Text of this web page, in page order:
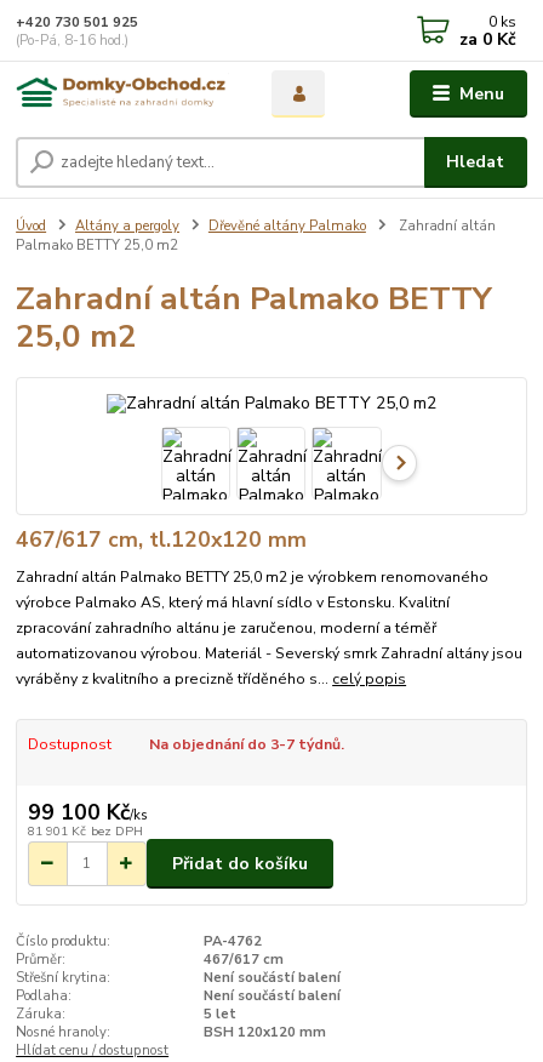
Menu
Hledat
+420 730 501 925
(Po-Pá, 8-16 hod.)
0 ks
za 0 Kč
Úvod Altány a pergoly Dřevěné altány Palmako
Zahradní altán
Palmako BETTY 25,0 m2
Zahradní altán Palmako BETTY
25,0 m2
467/617 cm, tl.120x120 mm
Zahradní altán Palmako BETTY 25,0 m2 je výrobkem renomovaného
výrobce Palmako AS, který má hlavní sídlo v Estonsku. Kvalitní
zpracování zahradního altánu je zaručenou, moderní a téměř
automatizovanou výrobou. Materiál - Severský smrk Zahradní altány jsou
vyráběny z kvalitního a precizně tříděného s... celý popis
Dostupnost Na objednání do 3-7 týdnů.
99 100 Kč/ks
81 901 Kč bez DPH
Přidat do košíku
Číslo produktu:
PA-4762
Průměr:
467/617 cm
Střešní krytina:
Není součástí balení
Podlaha:
Není součástí balení
Záruka:
5 let
Nosné hranoly:
BSH 120x120 mm
Hlídat cenu / dostupnost